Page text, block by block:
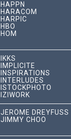
HAPPN
HARACOM
HARPIC
HBO
HOM
IKKS
IMPLICITE
INSPIRATIONS
INTERLUDES
ISTOCKPHOTO
IZIWORK
JÉRÔME DREYFUSS
JIMMY CHOO